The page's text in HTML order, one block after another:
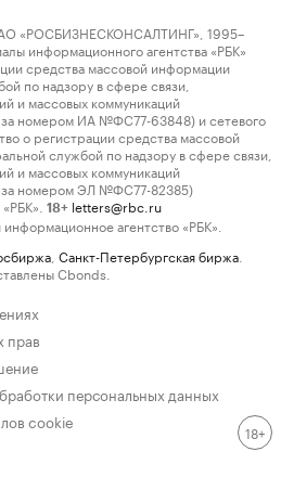
«РОСБИЗНЕСКОНСАЛТИНГ», 1995–
информационного агентства «РБК»
средства массовой информации
по надзору в сфере связи,
и массовых коммуникаций
за номером ИА №ФС77-63848) и сетевого
о регистрации средства массовой
службой по надзору в сфере связи,
и массовых коммуникаций
за номером ЭЛ №ФС77-82385)
18+ letters@rbc.ru
агентство «РБК».
Санкт-Петербургская биржа
Cbonds.
прав
персональных данных
cookie
18+